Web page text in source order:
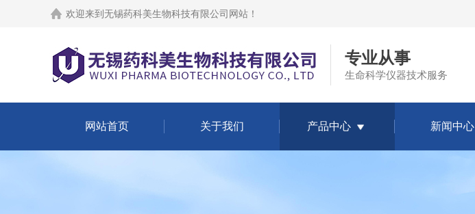
欢迎来到 无锡药科美生物科技有限公司网站 ！
专业从事
生命科学仪器技术服务
网站首页 关于我们 产品中心 新闻中心